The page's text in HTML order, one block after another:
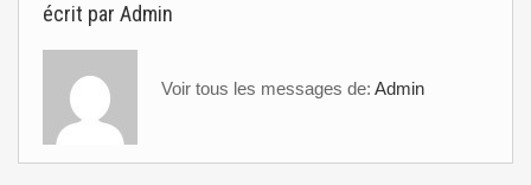
écrit par Admin
Voir tous les messages de: Admin